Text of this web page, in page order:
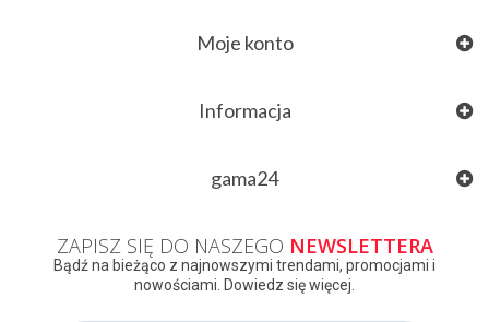
Moje konto
Informacja
gama24
ZAPISZ SIĘ DO NASZEGO NEWSLETTERA
Bądź na bieżąco z najnowszymi trendami, promocjami i
nowościami. Dowiedz się więcej.